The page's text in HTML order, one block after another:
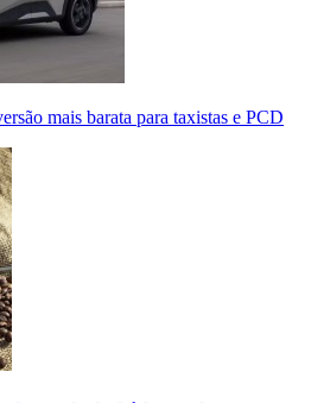
mais barata para taxistas e PCD